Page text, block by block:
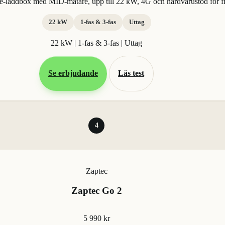
22 kW 1-fas & 3-fas Uttag
22 kW | 1-fas & 3-fas | Uttag
Se erbjudande Läs test
4
Zaptec
Zaptec Go 2
5 990 kr